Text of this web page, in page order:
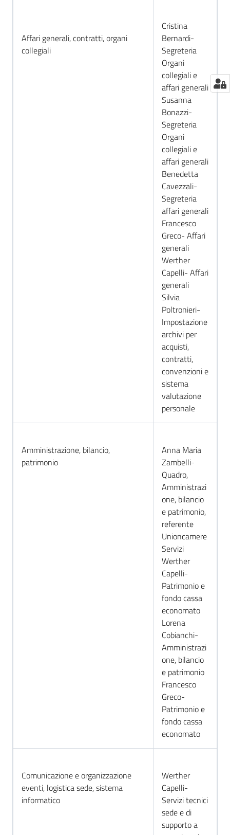
Affari generali, contratti, organi
collegiali
Cristina
Bernardi-
Segreteria
Organi
collegiali e
affari generali
Susanna
Bonazzi-
Segreteria
Organi
collegiali e
affari generali
Benedetta
Cavezzali-
Segreteria
affari generali
Francesco
Greco- Affari
generali
Werther
Capelli- Affari
generali
Silvia
Poltronieri-
Impostazione
archivi per
acquisti,
contratti,
convenzioni e
sistema
valutazione
personale
Amministrazione, bilancio,
patrimonio
Anna Maria
Zambelli-
Quadro,
Amministrazi
one, bilancio
e patrimonio,
referente
Unioncamere
Servizi
Werther
Capelli-
Patrimonio e
fondo cassa
economato
Lorena
Cobianchi-
Amministrazi
one, bilancio
e patrimonio
Francesco
Greco-
Patrimonio e
fondo cassa
economato
Comunicazione e organizzazione
eventi, logistica sede, sistema
informatico
Werther
Capelli-
Servizi tecnici
sede e di
supporto a